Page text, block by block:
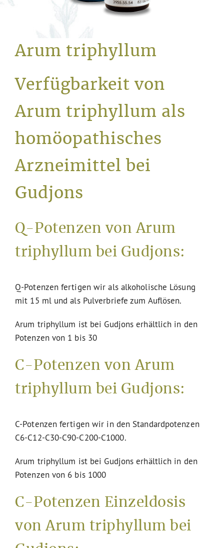
Arum triphyllum
Verfügbarkeit von
Arum triphyllum als
homöopathisches
Arzneimittel bei
Gudjons
Q-Potenzen von Arum
triphyllum bei Gudjons:
Q-Potenzen fertigen wir als alkoholische Lösung
mit 15 ml und als Pulverbriefe zum Auflösen.
Arum triphyllum ist bei Gudjons erhältlich in den
Potenzen von 1 bis 30
C-Potenzen von Arum
triphyllum bei Gudjons:
C-Potenzen fertigen wir in den Standardpotenzen
C6-C12-C30-C90-C200-C1000.
Arum triphyllum ist bei Gudjons erhältlich in den
Potenzen von 6 bis 1000
C-Potenzen Einzeldosis
von Arum triphyllum bei